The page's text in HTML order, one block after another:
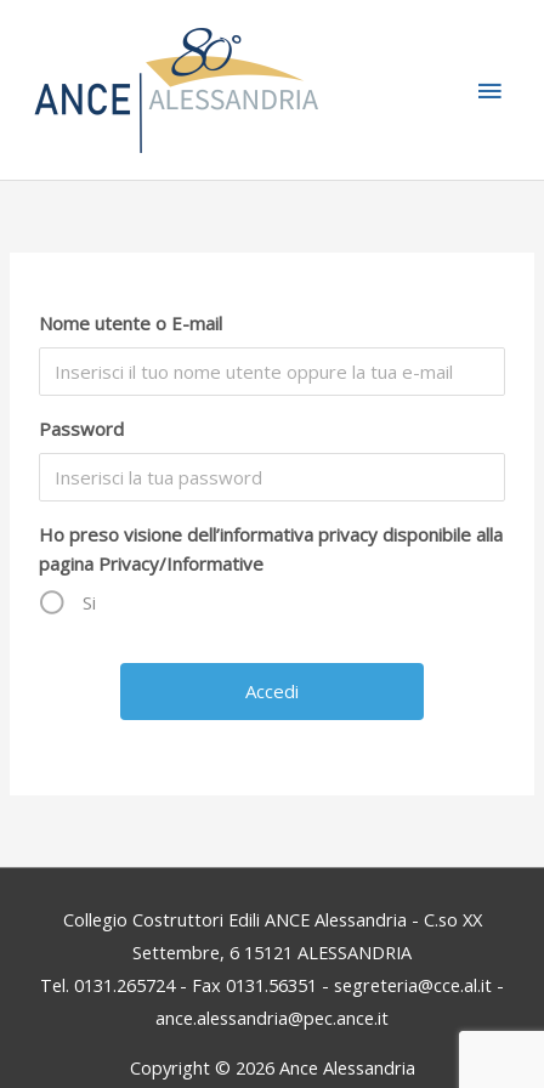
Nome utente o E-mail
Password
Ho preso visione dell’informativa privacy disponibile alla
pagina Privacy/Informative
Si
Collegio Costruttori Edili ANCE Alessandria - C.so XX
Settembre, 6 15121 ALESSANDRIA
Tel. 0131.265724 - Fax 0131.56351 - segreteria@cce.al.it -
ance.alessandria@pec.ance.it
Copyright © 2026 Ance Alessandria